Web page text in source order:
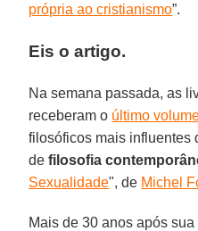
própria ao cristianismo”.
Eis o artigo.
Na semana passada, as
receberam o último
filosóficos mais influentes
defilosofia
Sexualidade", de Michel
Mais de 30 anos após